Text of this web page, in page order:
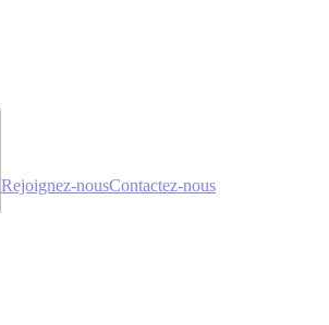
Rejoignez-nousContactez-nous